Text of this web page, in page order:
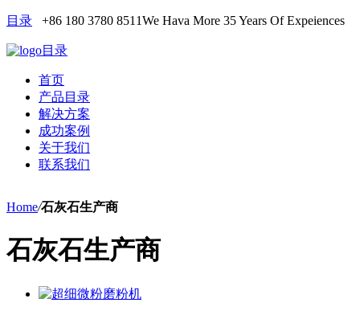
目录 +86 180 3780 8511We Hava More 35 Years Of Expeiences
目录
首页
产品目录
解决方案
成功案例
关于我们
联系我们
Home/石灰石生产商
石灰石生产商